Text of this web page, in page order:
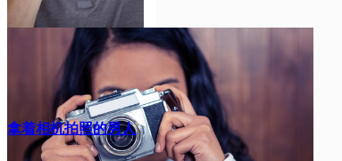
拿着相机拍照的男人